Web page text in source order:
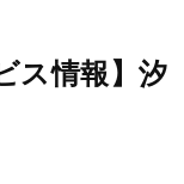
ス情報】汐